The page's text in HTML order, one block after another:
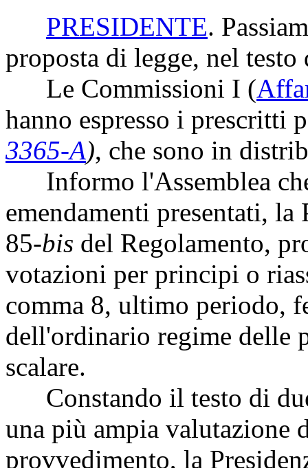
PRESIDENTE.
proposta di legge, nel
Le Commissioni I (
hanno espresso i prescritti
3365-A), che sono in
Informo l'Assemblea
emendamenti presentati,
85-bis del Regolamento,
votazioni per principi o
comma 8, ultimo periodo,
dell'ordinario regime delle
scalare.
Constando il testo di
una più ampia valutazione
provvedimento, la